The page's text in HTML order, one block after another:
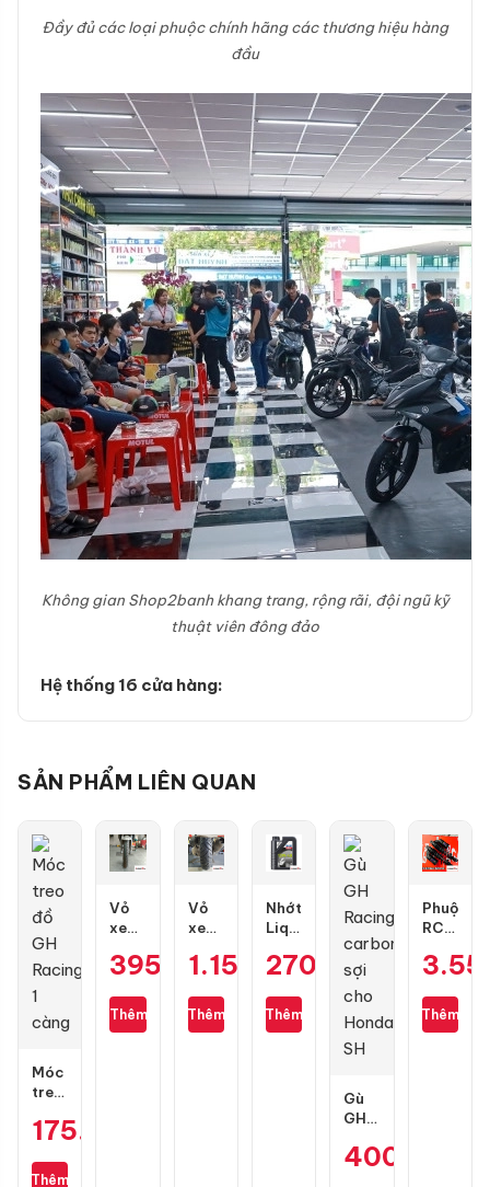
Đầy đủ các loại phuộc chính hãng các thương hiệu hàng
đầu
Không gian Shop2banh khang trang, rộng rãi, đội ngũ kỹ
thuật viên đông đảo
Hệ thống 16 cửa hàng:
SẢN PHẨM LIÊN QUAN
Móc
treo
GH
1
175.000
Thêm
Vỏ
xe
70/90-
gai
kim
395.000₫
Thêm
Vỏ
xe
Scoot
130/70-
13
1.154.000 ₫
Thêm
Nhớt
Liqui
Motorbike
10W40
1L
270.000
Thêm
Gù
GH
carbon
400.000
Phuộc
RCB
S
Air
Blade
Thêm